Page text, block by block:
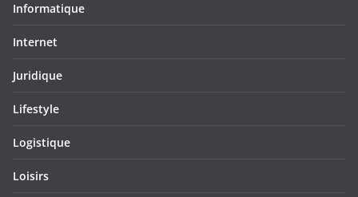
Informatique
Internet
Juridique
Lifestyle
Logistique
Loisirs